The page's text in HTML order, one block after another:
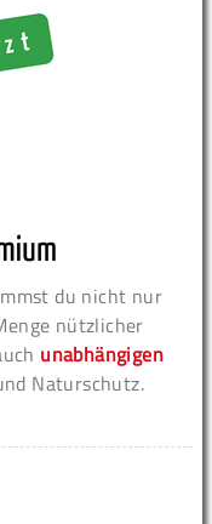
du nicht nur
nützlicher
unabhängigen
Naturschutz.